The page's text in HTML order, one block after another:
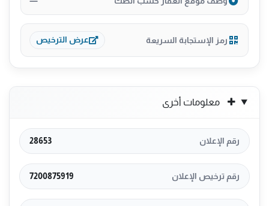
رمز الإستجابة السريعة عرض الترخيص
معلومات أخرى
رقم الإعلان 28653
رقم ترخيص الإعلان 7200875919